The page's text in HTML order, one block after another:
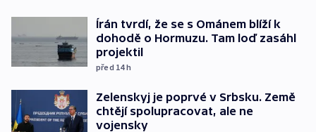
Írán tvrdí, že se s Ománem blíží k
dohodě o Hormuzu. Tam loď zasáhl
projektil
před 14h
Zelenskyj je poprvé v Srbsku. Země
chtějí spolupracovat, ale ne
vojensky